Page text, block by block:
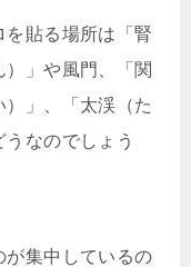
を貼る場所は「腎
」や風門、「関
」、「太渓（た
なのでしょう
が集中しているの